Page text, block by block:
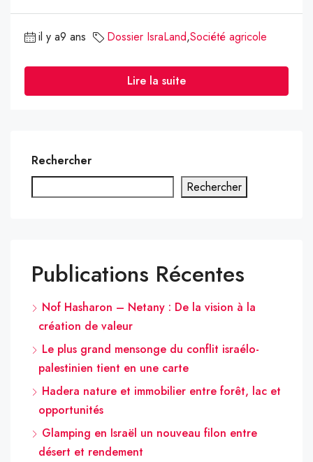
il y a9 ans Dossier IsraLand,Société agricole
Lire la suite
Rechercher
Rechercher
Publications Récentes
Nof Hasharon – Netany : De la vision à la
création de valeur
Le plus grand mensonge du conflit israélo-
palestinien tient en une carte
Hadera nature et immobilier entre forêt, lac et
opportunités
Glamping en Israël un nouveau filon entre
désert et rendement